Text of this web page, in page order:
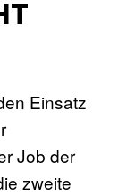
Einsatz
Job der
zweite